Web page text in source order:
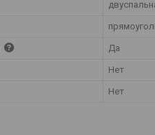
Да
Нет
Нет